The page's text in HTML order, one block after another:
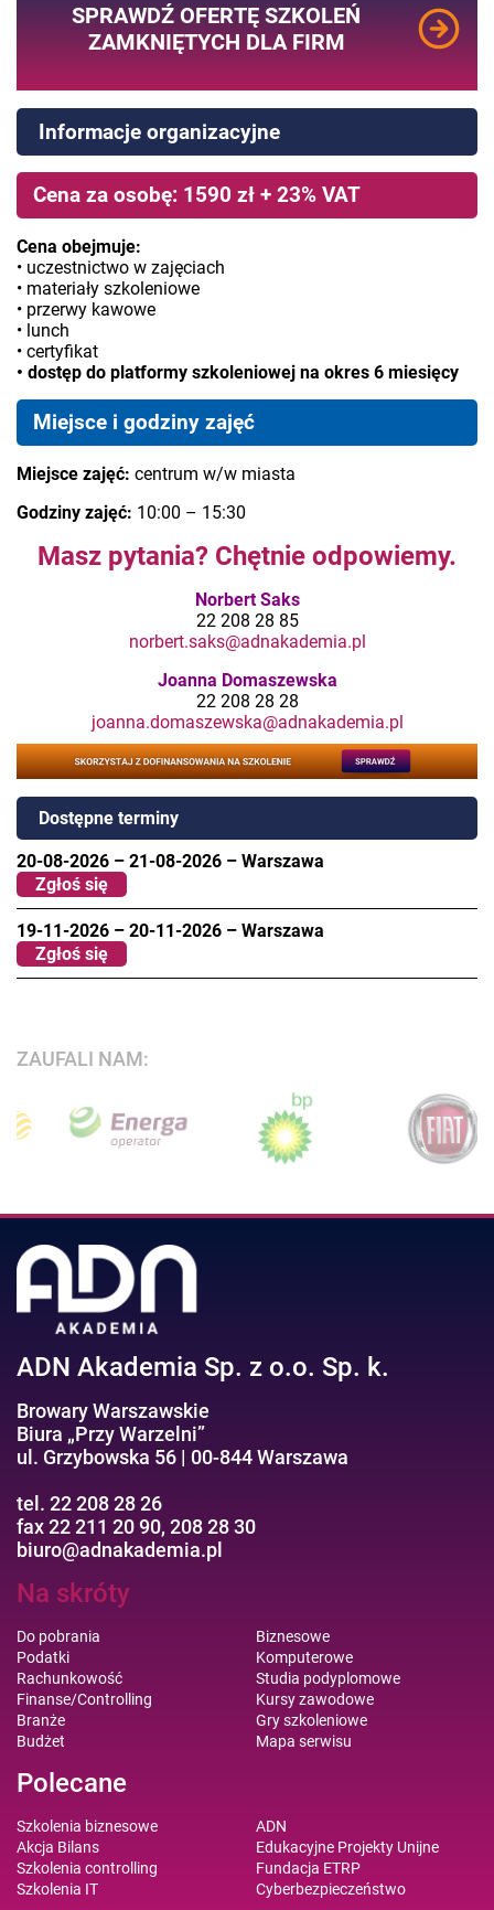
SPRAWDŹ OFERTĘ SZKOLEŃ
ZAMKNIĘTYCH DLA FIRM
Informacje organizacyjne
Cena za osobę: 1590 zł + 23% VAT
Cena obejmuje:
• uczestnictwo w zajęciach
• materiały szkoleniowe
• przerwy kawowe
• lunch
• certyfikat
• dostęp do platformy szkoleniowej na okres 6 miesięcy
Miejsce i godziny zajęć
Miejsce zajęć: centrum w/w miasta
Godziny zajęć: 10:00 – 15:30
Masz pytania? Chętnie odpowiemy.
Norbert Saks
22 208 28 85
norbert.saks@adnakademia.pl
Joanna Domaszewska
22 208 28 28
joanna.domaszewska@adnakademia.pl
Dostępne terminy
20-08-2026 – 21-08-2026 – Warszawa
Zgłoś się
19-11-2026 – 20-11-2026 – Warszawa
Zgłoś się
ZAUFALI NAM:
ADN Akademia Sp. z o.o. Sp. k.
Browary Warszawskie
Biura „Przy Warzelni”
ul. Grzybowska 56 | 00-844 Warszawa
tel. 22 208 28 26
fax 22 211 20 90, 208 28 30
biuro@adnakademia.pl
Na skróty
Do pobrania
Podatki
Rachunkowość
Finanse/Controlling
Branże
Budżet
Biznesowe
Komputerowe
Studia podyplomowe
Kursy zawodowe
Gry szkoleniowe
Mapa serwisu
Polecane
Szkolenia biznesowe
Akcja Bilans
Szkolenia controlling
Szkolenia IT
ADN
Edukacyjne Projekty Unijne
Fundacja ETRP
Cyberbezpieczeństwo